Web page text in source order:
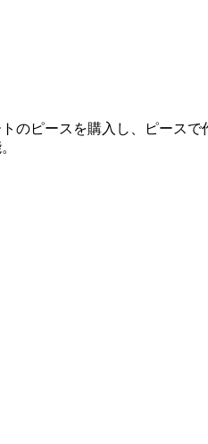
のピースを購入し、ピース